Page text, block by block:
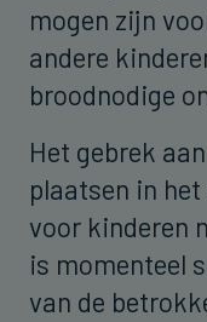
mogen zijn
andere
broodnodige
Het gebrek
plaatsen in
voor kinderen
is momenteel
van de